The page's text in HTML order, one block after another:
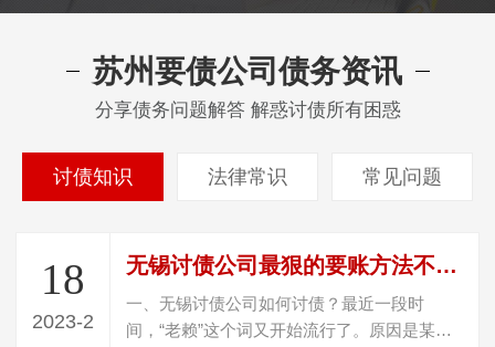
苏州要债公司债务资讯
分享债务问题解答 解惑讨债所有困惑
讨债知识 法律常识 常见问题
18
2023-2
无锡讨债公司最狠的要账方法不违法（怎样定位一个躲债的人）
一、无锡讨债公司如何讨债？最近一段时
间，“老赖”这个词又开始流行了。原因是某选